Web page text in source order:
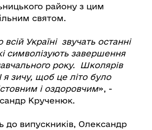
району з цим
святом.
всій Україні звучать останні
символізують завершення
року. Школярів
я зичу, щоб це літо було
і оздоровчим», -
Крученюк.
до випускників, Олександр